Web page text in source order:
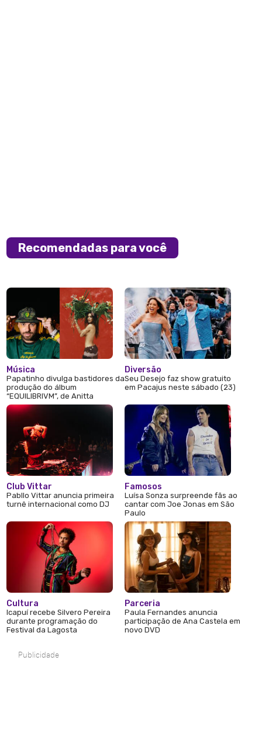
Recomendadas para você
Música
Papatinho divulga bastidores da
produção do álbum
“EQUILIBRIVM”, de Anitta
Club Vittar
Pabllo Vittar anuncia primeira
turnê internacional como DJ
Cultura
Icapuí recebe Silvero Pereira
durante programação do
Festival da Lagosta
Diversão
Seu Desejo faz show gratuito
em Pacajus neste sábado (23)
Famosos
Luísa Sonza surpreende fãs ao
cantar com Joe Jonas em São
Paulo
Parceria
Paula Fernandes anuncia
participação de Ana Castela em
novo DVD
Publicidade